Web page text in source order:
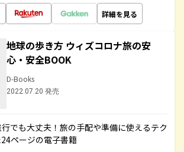
詳細を見る
地球の歩き方 ウィズコロナ旅の安
心・安全BOOK
D-Books
2022.07.20 発売
でも大丈夫！旅の手配や準備に使えるテク
ページの電子書籍